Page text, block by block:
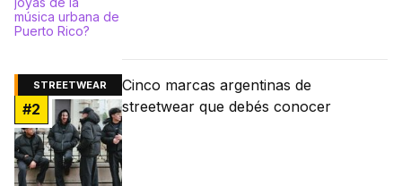
STREETWEAR
#2
Cinco marcas argentinas de
streetwear que debés conocer